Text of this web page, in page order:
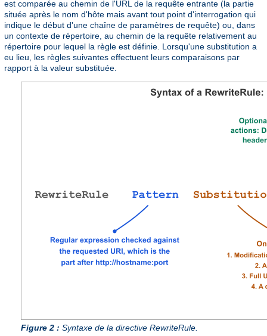
est comparée au chemin de l'URL de la requête entrante (la partie
située après le nom d'hôte mais avant tout point d'interrogation qui
indique le début d'une chaîne de paramètres de requête) ou, dans
un contexte de répertoire, au chemin de la requête relativement au
répertoire pour lequel la règle est définie. Lorsqu'une substitution a
eu lieu, les règles suivantes effectuent leurs comparaisons par
rapport à la valeur substituée.
Figure 2 : Syntaxe de la directive RewriteRule.